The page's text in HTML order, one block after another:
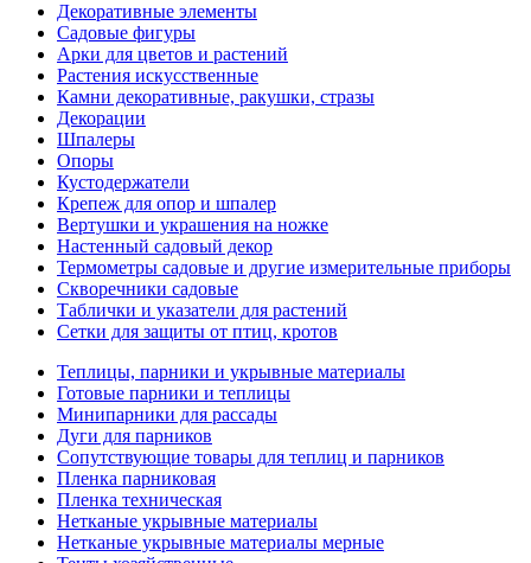
Декоративные элементы
Садовые фигуры
Арки для цветов и растений
Растения искусственные
Камни декоративные, ракушки, стразы
Декорации
Шпалеры
Опоры
Кустодержатели
Крепеж для опор и шпалер
Вертушки и украшения на ножке
Настенный садовый декор
Термометры садовые и другие измерительные приборы
Скворечники садовые
Таблички и указатели для растений
Сетки для защиты от птиц, кротов
Теплицы, парники и укрывные материалы
Готовые парники и теплицы
Минипарники для рассады
Дуги для парников
Сопутствующие товары для теплиц и парников
Пленка парниковая
Пленка техническая
Нетканые укрывные материалы
Нетканые укрывные материалы мерные